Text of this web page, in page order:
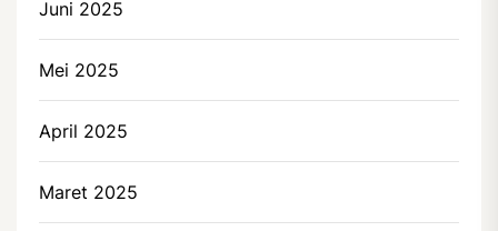
Juni 2025
Mei 2025
April 2025
Maret 2025